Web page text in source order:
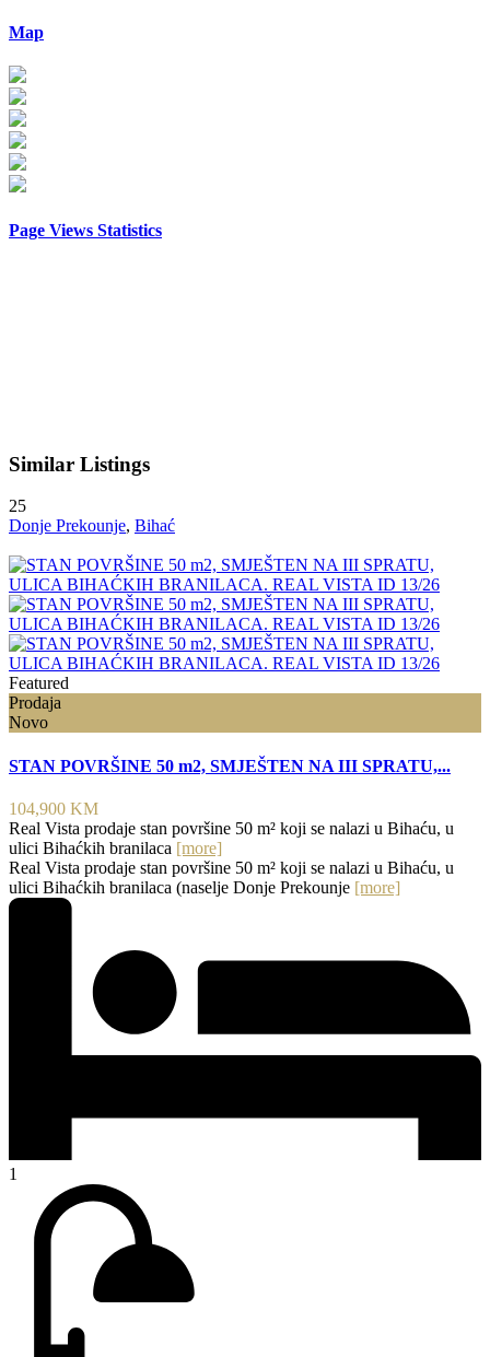
Map
Page Views Statistics
Similar Listings
25
Donje Prekounje, Bihać
Featured
Prodaja
Novo
STAN POVRŠINE 50 m2, SMJEŠTEN NA III SPRATU,...
104,900 KM
Real Vista prodaje stan površine 50 m² koji se nalazi u Bihaću, u
ulici Bihaćkih branilaca [more]
Real Vista prodaje stan površine 50 m² koji se nalazi u Bihaću, u
ulici Bihaćkih branilaca (naselje Donje Prekounje [more]
1